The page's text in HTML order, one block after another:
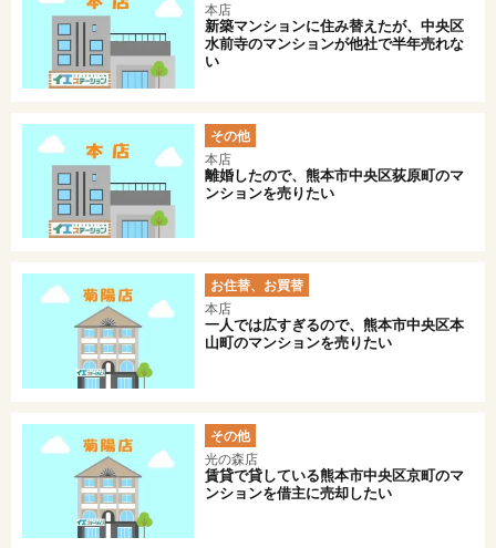
本店
新築マンションに住み替えたが、中央区
水前寺のマンションが他社で半年売れな
い
その他
本店
離婚したので、熊本市中央区荻原町のマ
ンションを売りたい
お住替、お買替
本店
一人では広すぎるので、熊本市中央区本
山町のマンションを売りたい
その他
光の森店
賃貸で貸している熊本市中央区京町のマ
ンションを借主に売却したい